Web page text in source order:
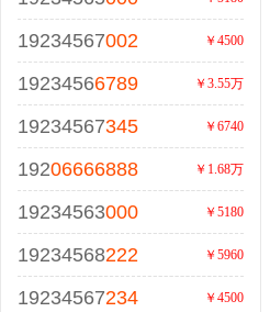
19234567002 ￥4500
19234566789 ￥3.55万
19234567345 ￥6740
19206666888 ￥1.68万
19234563000 ￥5180
19234568222 ￥5960
19234567234 ￥4500